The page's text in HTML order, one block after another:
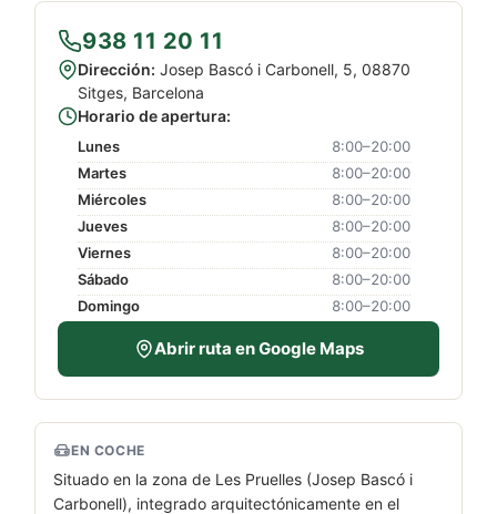
938 11 20 11
Dirección: Josep Bascó i Carbonell, 5, 08870
Sitges, Barcelona
Horario de apertura:
Lunes
8:00–20:00
Martes
8:00–20:00
Miércoles
8:00–20:00
Jueves
8:00–20:00
Viernes
8:00–20:00
Sábado
8:00–20:00
Domingo
8:00–20:00
Abrir ruta en Google Maps
EN COCHE
Situado en la zona de Les Pruelles (Josep Bascó i
Carbonell), integrado arquitectónicamente en el